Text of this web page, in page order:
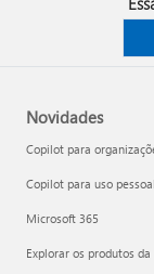
Novidades
Copilot para
Copilot para uso pessoal
Microsoft 365
Explorar os produtos